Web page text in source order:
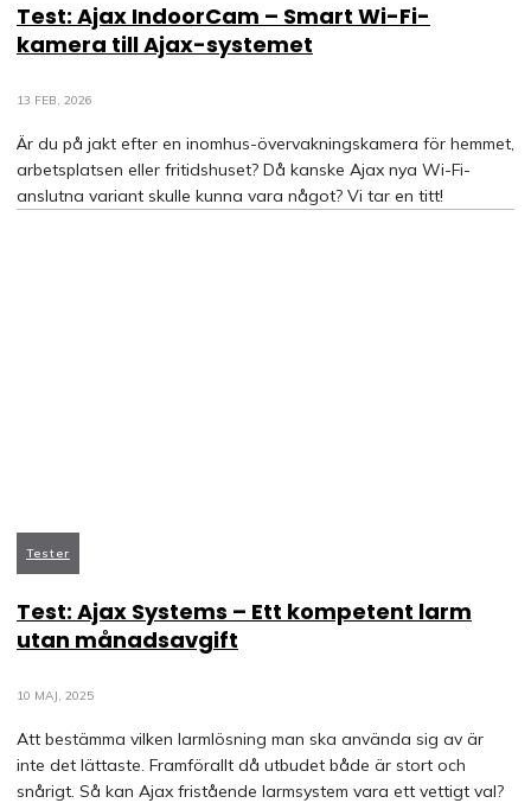
Test: Ajax IndoorCam – Smart Wi-Fi-
kamera till Ajax-systemet
13 FEB, 2026
Är du på jakt efter en inomhus-övervakningskamera för hemmet,
arbetsplatsen eller fritidshuset? Då kanske Ajax nya Wi-Fi-
anslutna variant skulle kunna vara något? Vi tar en titt!
Tester
Test: Ajax Systems – Ett kompetent larm
utan månadsavgift
10 MAJ, 2025
Att bestämma vilken larmlösning man ska använda sig av är
inte det lättaste. Framförallt då utbudet både är stort och
snårigt. Så kan Ajax fristående larmsystem vara ett vettigt val?